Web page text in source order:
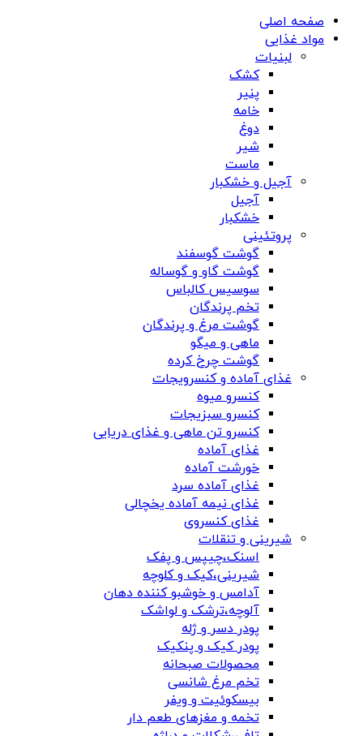
صفحه اصلی
مواد غذایی
لبنیات
کشک
پنیر
خامه
دوغ
شیر
ماست
آجیل و خشکبار
آجیل
خشکبار
پروتئینی
گوشت گوسفند
گوشت گاو و گوساله
سوسیس کالباس
تخم پرندگان
گوشت مرغ و پرندگان
ماهی و میگو
گوشت چرخ کرده
غذای آماده و کنسرویجات
کنسرو میوه
کنسرو سبزیجات
کنسرو تن ماهی و غذای دریایی
غذای آماده
خورشت آماده
غذای آماده سرد
غذای نیمه آماده یخچالی
غذای کنسروی
شیرینی و تنقلات
اسنک،چیپس و پفک
شیرینی،کیک و کلوچه
آدامس و خوشبو کننده دهان
آلوچه،ترشک و لواشک
پودر دسر و ژله
پودر کیک و پنکیک
محصولات صبحانه
تخم مرغ شانسی
بیسکوئیت و ویفر
تخمه و مغزهای طعم دار